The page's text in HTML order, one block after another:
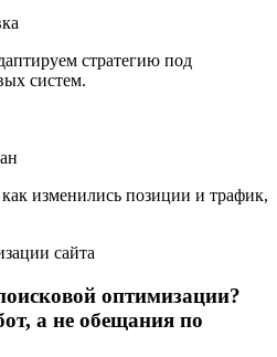
стратегию под
систем.
изменились позиции и трафик,
оптимизации?
а не обещания по